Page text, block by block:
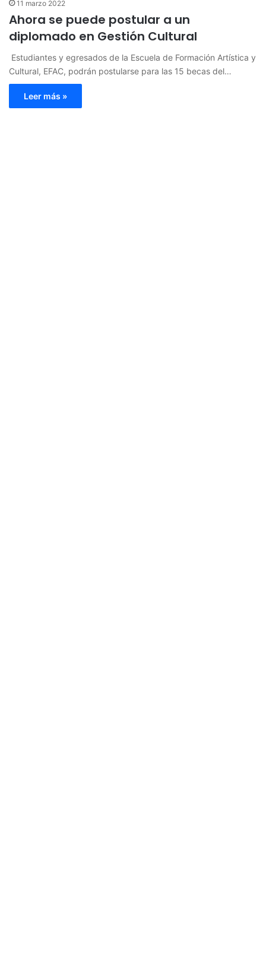
11 marzo 2022
Ahora se puede postular a un
diplomado en Gestión Cultural
​​ Estudiantes y egresados de la Escuela de Formación Artística y
Cultural, EFAC, podrán postularse para las 15 becas del…
Leer más »